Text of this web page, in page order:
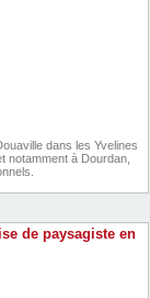
dans les Yvelines
notamment à Dourdan,
de paysagiste en